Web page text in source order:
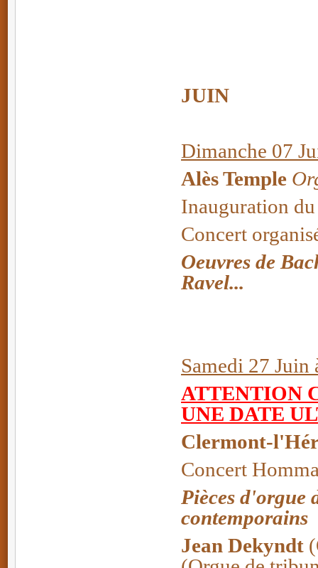
JUIN
Dimanche 07
Alès Temple
Inauguration
Concert
Oeuvres de
Ravel...
Samedi 27
ATTENTION
UNE DATE
Clermont-
Concert
Pièces d'orgue
contemporains
Jean Dekyndt